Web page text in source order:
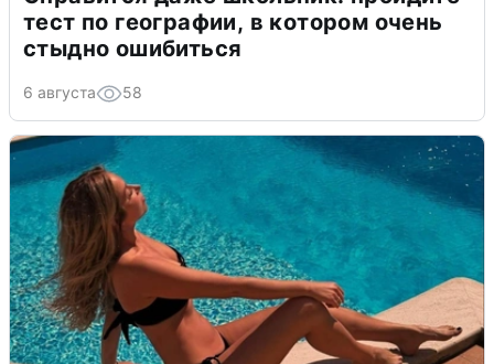
тест по географии, в котором очень
стыдно ошибиться
6 августа 58